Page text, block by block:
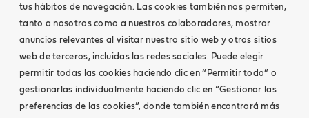
tus hábitos de navegación. Las cookies también nos permiten,
tanto a nosotros como a nuestros colaboradores, mostrar
anuncios relevantes al visitar nuestro sitio web y otros sitios
web de terceros, incluidas las redes sociales. Puede elegir
permitir todas las cookies haciendo clic en “Permitir todo” o
gestionarlas individualmente haciendo clic en “Gestionar las
preferencias de las cookies”, donde también encontrará más